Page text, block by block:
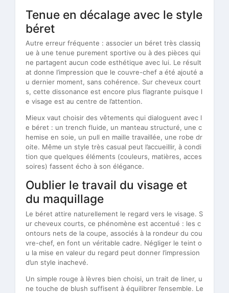
Tenue en décalage avec le style
béret
Autre erreur fréquente : associer un béret très classiq
ue à une tenue purement sportive ou à des pièces qui
ne partagent aucun code esthétique avec lui. Le résult
at donne l’impression que le couvre-chef a été ajouté a
u dernier moment, sans cohérence. Sur cheveux court
s, cette dissonance est encore plus flagrante puisque l
e visage est au centre de l’attention.
Mieux vaut choisir des vêtements qui dialoguent avec l
e béret : un trench fluide, un manteau structuré, une c
hemise en soie, un pull en maille travaillée, une robe dr
oite. Même un style très casual peut l’accueillir, à condi
tion que quelques éléments (couleurs, matières, acces
soires) fassent écho à son élégance.
Oublier le travail du visage et
du maquillage
Le béret attire naturellement le regard vers le visage. S
ur cheveux courts, ce phénomène est accentué : les c
ontours nets de la coupe, associés à la rondeur du cou
vre-chef, en font un véritable cadre. Négliger le teint o
u la mise en valeur du regard peut donner l’impression
d’un style inachevé.
Un simple rouge à lèvres bien choisi, un trait de liner, u
ne touche de blush suffisent à équilibrer l’ensemble. Le